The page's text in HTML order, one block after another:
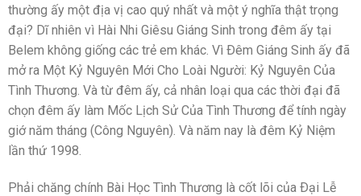
thường ấy một địa vị cao quý nhất và một ý nghĩa thật trọng
đại? Dĩ nhiên vì Hài Nhi Giêsu Giáng Sinh trong đêm ấy tại
Belem không giống các trẻ em khác. Vì Ðêm Giáng Sinh ấy đã
mở ra Một Kỷ Nguyên Mới Cho Loài Người: Kỷ Nguyên Của
Tình Thương. Và từ đêm ấy, cả nhân loại qua các thời đại đã
chọn đêm ấy làm Mốc Lịch Sử Của Tình Thương để tính ngày
giớ năm tháng (Công Nguyên). Và năm nay là đêm Kỷ Niệm
lần thứ 1998.
Phải chăng chính Bài Học Tình Thương là cốt lõi của Ðại Lễ